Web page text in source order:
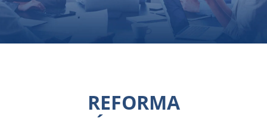
REFORMA